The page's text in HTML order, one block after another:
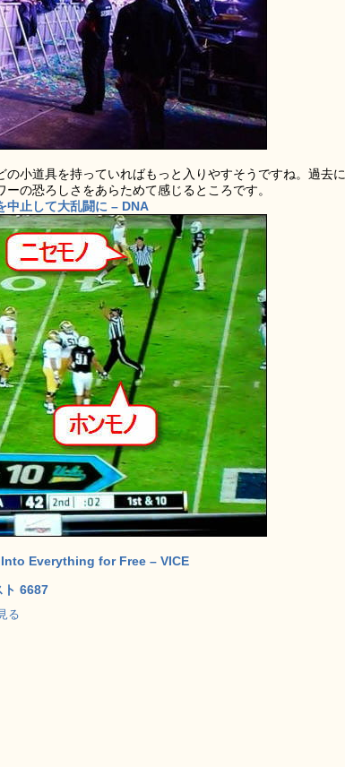
小道具を持っていればもっと入りやすそうですね。過去に
の恐ろしさをあらためて感じるところです。
中止して大乱闘に – DNA
Everything for Free – VICE
ト 6687
る